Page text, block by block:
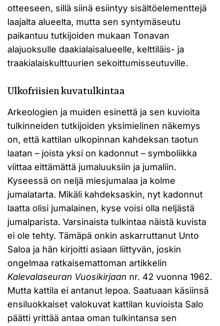
otteeseen, sillä siinä esiintyy sisältöelementtejä
laajalta alueelta, mutta sen syntymäseutu
paikantuu tutkijoiden mukaan Tonavan
alajuoksulle daakialaisalueelle, kelttiläis- ja
traakialaiskulttuurien sekoittumisseutuville.
Ulkofriisien kuvatulkintaa
Arkeologien ja muiden esinettä ja sen kuvioita
tulkinneiden tutkijoiden yksimielinen näkemys
on, että kattilan ulkopinnan kahdeksan taotun
laatan – joista yksi on kadonnut – symboliikka
viittaa eittämättä jumaluuksiin ja jumaliin.
Kyseessä on neljä miesjumalaa ja kolme
jumalatarta. Mikäli kahdeksaskin, nyt kadonnut
laatta olisi jumalainen, kyse voisi olla neljästä
jumalparista. Varsinaista tulkintaa näistä kuvista
ei ole tehty. Tämäpä onkin askarruttanut Unto
Saloa ja hän kirjoitti asiaan liittyvän, joskin
ongelmaa ratkaisemattoman artikkelin
Kalevalaseuran Vuosikirjaan nr. 42 vuonna 1962.
Mutta kattila ei antanut lepoa. Saatuaan käsiinsä
ensiluokkaiset valokuvat kattilan kuvioista Salo
päätti yrittää antaa oman tulkintansa sen